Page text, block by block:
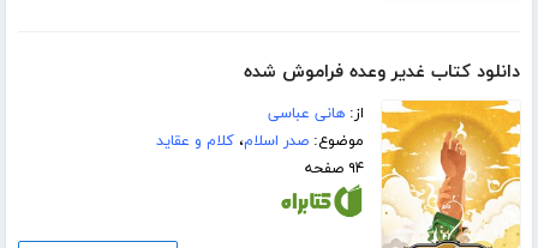
دانلود کتاب غدیر وعده فراموش شده
از:هانی عباسی
موضوع:صدر اسلام،کلام و عقاید
۹۴ صفحه